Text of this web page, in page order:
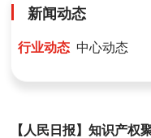
新闻动态
行业动态 中心动态
【人民日报】知识产权